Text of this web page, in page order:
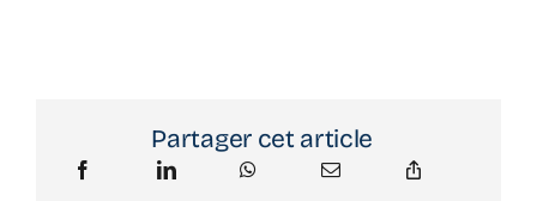
Partager cet article